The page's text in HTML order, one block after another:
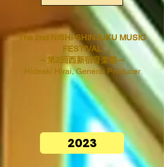
The 2nd NISHI-SHINJUKU MUSIC
FESTIVAL
～第2回西新宿音楽祭～
Hideaki Hirai, General Producer
2023